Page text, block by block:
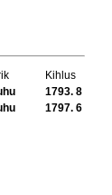
Kihlus
1793. 8
1797. 6